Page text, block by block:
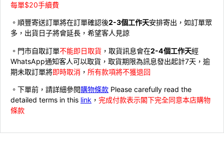
每單$20手續費
。順豐寄送訂單將在訂單確認後2-3個工作天安排寄出，如訂單眾
多，出貨日子將會延長，希望客人見諒
。門市自取訂單不能即日取貨 ，取貨訊息會在2-4個工作天經
WhatsApp通知客人可以取貨，取貨期限為訊息發出起計7天，逾
期未取訂單將即時取消 ， 所有款項將不獲退回
。下單前，請詳細參閱購物條款 Please carefully read the
detailed terms in this link ， 完成付款表示閣下完全同意本店購物
條款